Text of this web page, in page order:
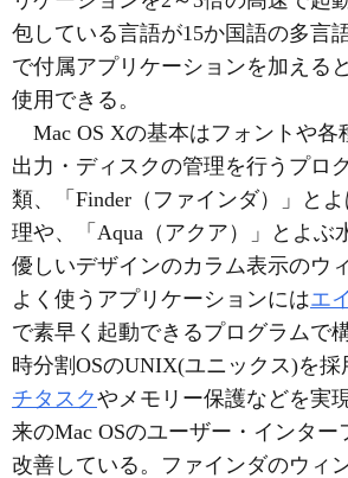
包している言語が15か国語の多言
で付属アプリケーションを加える
使用できる。
Mac OS Xの基本はフォントや各
出力・ディスクの管理を行うプロ
類、「Finder（ファインダ）」と
理や、「Aqua（アクア）」とよぶ
優しいデザインのカラム表示のウ
よく使うアプリケーションにはエ
で素早く起動できるプログラムで
時分割OSのUNIX(ユニックス)を採
チタスクやメモリー保護などを実
来のMac OSのユーザー・インター
改善している。ファインダのウィ